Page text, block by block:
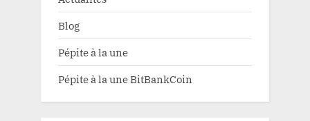
Blog
Pépite à la une
Pépite à la une BitBankCoin